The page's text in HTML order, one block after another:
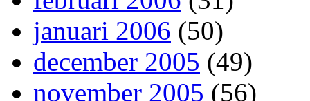
januari 2006 (50)
december 2005 (49)
november 2005 (56)